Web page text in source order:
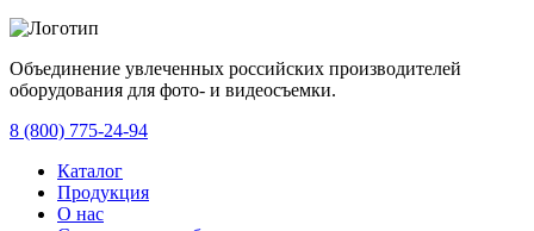
Объединение увлеченных российских производителей
оборудования для фото- и видеосъемки.
8 (800) 775-24-94
Каталог
Продукция
О нас